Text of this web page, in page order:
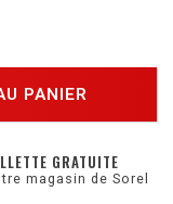
PANIER
GRATUITE
magasin de Sorel